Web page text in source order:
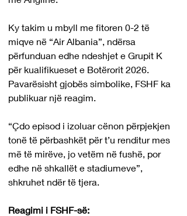
Ky takim u mbyll me fitoren 0-2 të
miqve në “Air Albania”, ndërsa
përfunduan edhe ndeshjet e Grupit K
për kualifikueset e Botërorit 2026.
Pavarësisht gjobës simbolike, FSHF ka
publikuar një reagim.
“Çdo episod i izoluar cënon përpjekjen
tonë të përbashkët për t’u renditur mes
më të mirëve, jo vetëm në fushë, por
edhe në shkallët e stadiumeve”,
shkruhet ndër të tjera.
Reagimi i FSHF-së: